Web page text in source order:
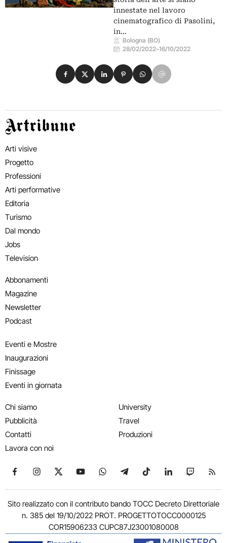
innestate nel lavoro
cinematografico di Pasolini,
in…
Bologna (BO)
28/02/2022–16/10/2022
Condividi su Facebook
Condividi su X
Condividi su LinkedIn
Condividi su Pinterest
Condividi su WhatsApp
Condividi su Email
Artribune
Arti visive
Progetto
Professioni
Arti performative
Editoria
Turismo
Dal mondo
Jobs
Television
Abbonamenti
Magazine
Newsletter
Podcast
Eventi e Mostre
Inaugurazioni
Finissage
Eventi in giornata
Chi siamo
Pubblicità
Contatti
Lavora con noi
University
Travel
Produzioni
Seguici su Facebook
Seguici su Instagram
Seguici su X
Seguici su YouTube
Seguici su WhatsApp
Seguici su Telegram
Seguici su TikTok
Seguici su
Seguici
Sito realizzato con il contributo bando TOCC Decreto Direttoriale
n. 385 del 19/10/2022 PROT. PROGETTOTOCC0000125
COR15906233 CUPC87J23001080008